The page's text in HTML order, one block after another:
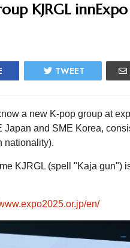
KJRGL
TWEET
a new K-pop group at
Japan and SME Korea,
nationality).
KJRGL (spell "Kaja gun")
en/